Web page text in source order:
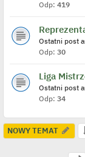
Odp: 419
Ostatni post
Odp: 30
Liga
Ostatni post
Odp: 34
NOWY TEMAT